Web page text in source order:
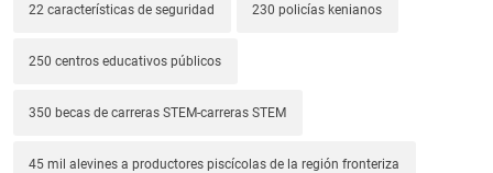
22 características de seguridad 230 policías kenianos
250 centros educativos públicos
350 becas de carreras STEM-carreras STEM
45 mil alevines a productores piscícolas de la región fronteriza